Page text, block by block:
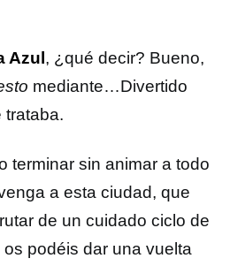
Azul, ¿qué decir? Bueno,
mediante…Divertido
trataba.
terminar sin animar a todo
a esta ciudad, que
de un cuidado ciclo de
podéis dar una vuelta